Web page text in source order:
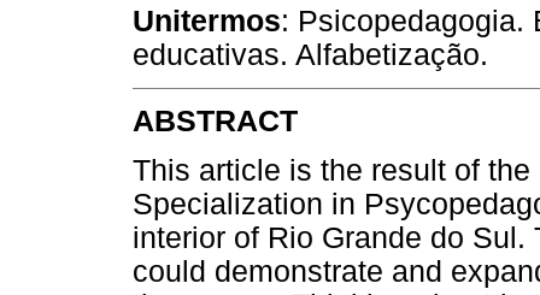
Unitermos: Psicopedagogia.
educativas. Alfabetização.
ABSTRACT
This article is the result of
Specialization in
interior of Rio Grande do
could demonstrate and